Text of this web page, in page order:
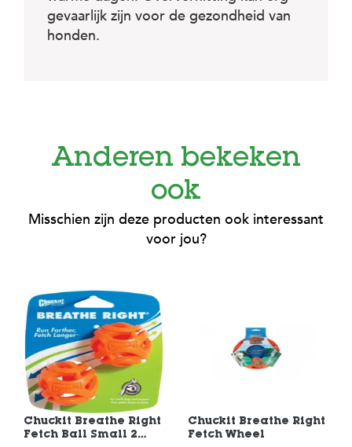
gevaarlijk zijn voor de gezondheid van
honden.
Anderen bekeken
ook
Misschien zijn deze producten ook interessant
voor jou?
Chuckit Breathe Right
Fetch Ball Small 2
Chuckit Breathe Right
Fetch Wheel